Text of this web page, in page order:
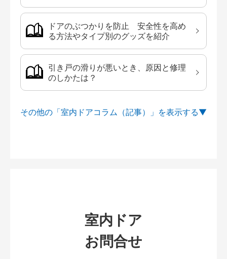
ドアのぶつかりを防止 安全性を高め
る方法やタイプ別のグッズを紹介
引き戸の滑りが悪いとき、原因と修理
のしかたは？
その他の「室内ドアコラム（記事）」を
室内ドア
お問合せ